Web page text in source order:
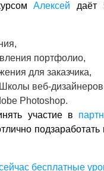
Алексей даёт
портфолио,
для заказчика,
веб-
Photoshop.
участие в